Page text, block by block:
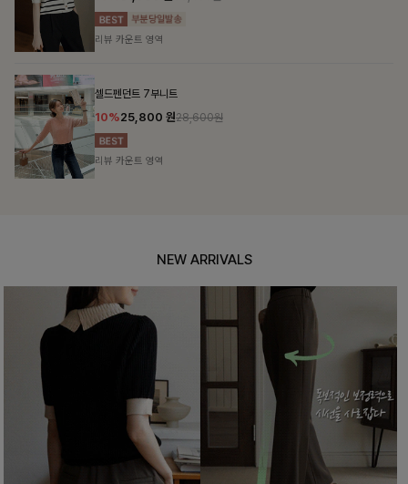
리뷰 카운트 영역
셀드펜던트 7부니트
10%25,800 원28,600원
리뷰 카운트 영역
NEW ARRIVALS